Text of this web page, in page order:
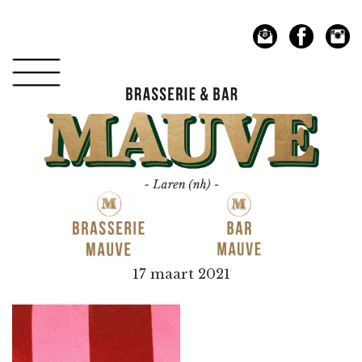
hoofdnavigatie
hoofd
inhoud
Mauve
17 maart 2021